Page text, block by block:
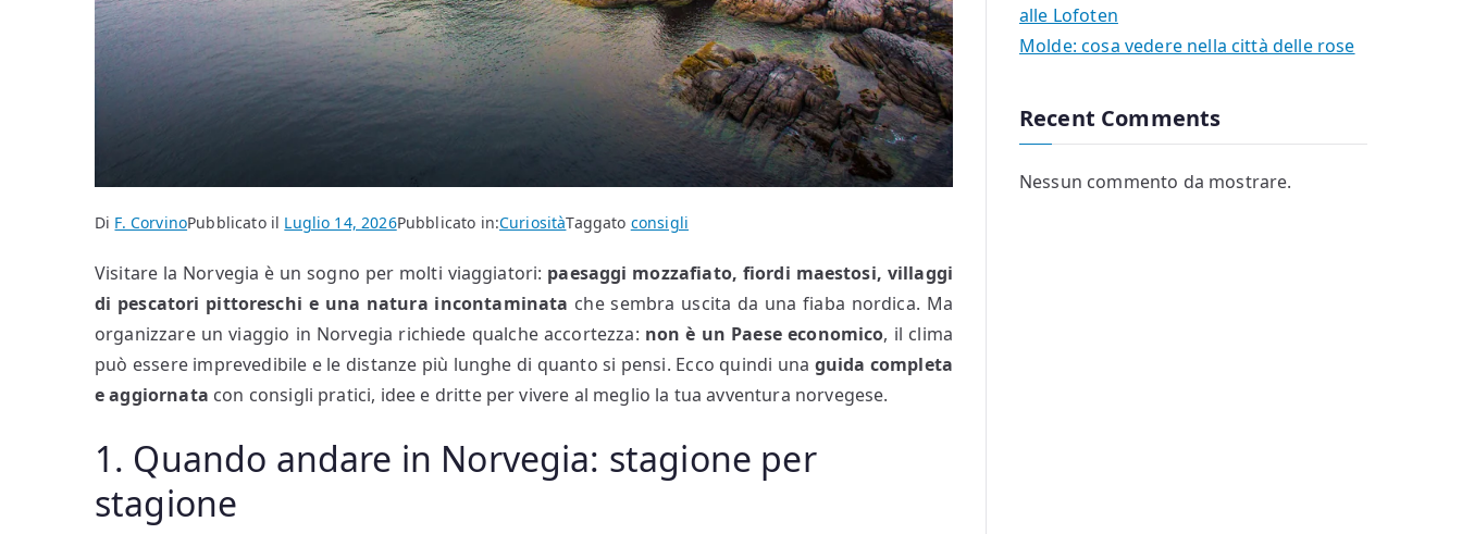
Di F. CorvinoPubblicato il Luglio 14, 2026Pubblicato in:CuriositàTaggato consigli
Visitare la Norvegia è un sogno per molti viaggiatori: paesaggi mozzafiato, fiordi maestosi, villaggi
di pescatori pittoreschi e una natura incontaminata che sembra uscita da una fiaba nordica. Ma
organizzare un viaggio in Norvegia richiede qualche accortezza: non è un Paese economico, il clima
può essere imprevedibile e le distanze più lunghe di quanto si pensi. Ecco quindi una guida completa
e aggiornata con consigli pratici, idee e dritte per vivere al meglio la tua avventura norvegese.
1. Quando andare in Norvegia: stagione per
stagione
alle Lofoten
Molde: cosa vedere nella città delle rose
Recent Comments
Nessun commento da mostrare.